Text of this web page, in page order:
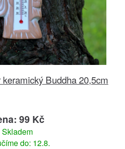
Buddha 20,5cm
99 Kč
Skladem
do: 12.8.